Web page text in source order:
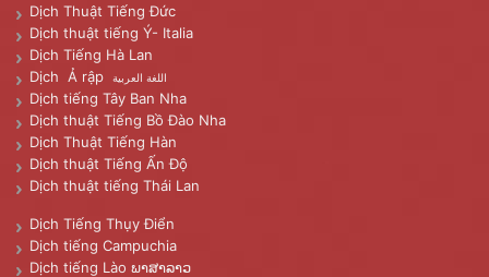
Dịch Thuật Tiếng Đức
Dịch thuật tiếng Ý- Italia
Dịch Tiếng Hà Lan
Dịch Ả rập
اللغة العربية
Dịch tiếng Tây Ban Nha
Dịch thuật Tiếng Bồ Đào Nha
Dịch Thuật Tiếng Hàn
Dịch thuật Tiếng Ấn Độ
Dịch thuật tiếng Thái Lan
Dịch Tiếng Thụy Điển
Dịch tiếng Campuchia
Dịch tiếng Lào ພາສາລາວ